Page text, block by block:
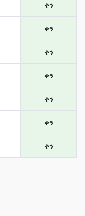
ቀን
ቀን
ቀን
ቀን
ቀን
ቀን
ቀን